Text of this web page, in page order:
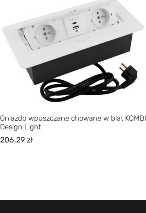
Gniazdo wpuszczane chowane w blat
Design Light
206,29 zł